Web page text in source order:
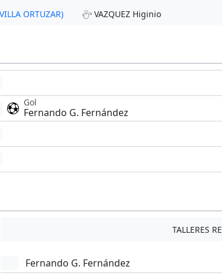
ORTUZAR) VAZQUEZ Higinio
Gol
Fernando G. Fernández
TALLERES RE
Fernando G. Fernández